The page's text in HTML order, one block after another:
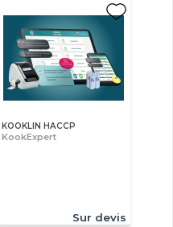
KOOKLIN HACCP
KookExpert
Sur devis